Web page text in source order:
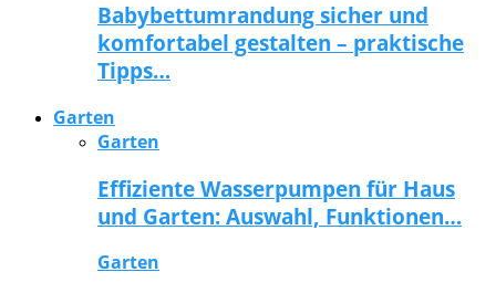
Babybettumrandung sicher und
komfortabel gestalten – praktische
Tipps…
Garten
Garten
Effiziente Wasserpumpen für Haus
und Garten: Auswahl, Funktionen…
Garten